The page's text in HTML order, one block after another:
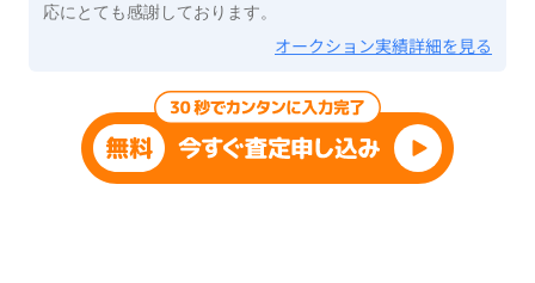
応にとても感謝しております。
オークション実績詳細を見る